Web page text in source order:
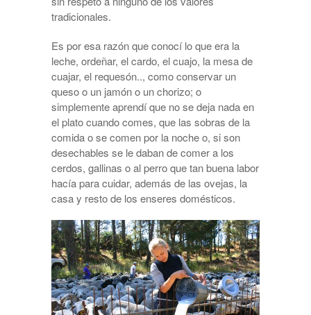
tradicionales.
Es por esa razón que conocí lo que era la
leche, ordeñar, el cardo, el cuajo, la mesa de
cuajar, el requesón.., como conservar un
queso o un jamón o un chorizo; o
simplemente aprendí que no se deja nada en
el plato cuando comes, que las sobras de la
comida o se comen por la noche o, si son
desechables se le daban de comer a los
cerdos, gallinas o al perro que tan buena labor
hacía para cuidar, además de las ovejas, la
casa y resto de los enseres domésticos.